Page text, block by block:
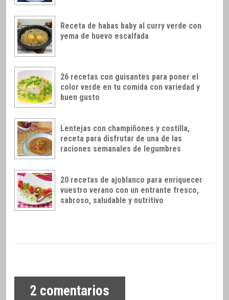
Receta de habas baby al curry verde con
yema de huevo escalfada
26 recetas con guisantes para poner el
color verde en tu comida con variedad y
buen gusto
Lentejas con champiñones y costilla,
receta para disfrutar de una de las
raciones semanales de legumbres
20 recetas de ajoblanco para enriquecer
vuestro verano con un entrante fresco,
sabroso, saludable y nutritivo
2 comentarios